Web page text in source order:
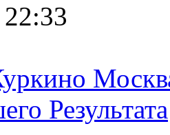
Результата